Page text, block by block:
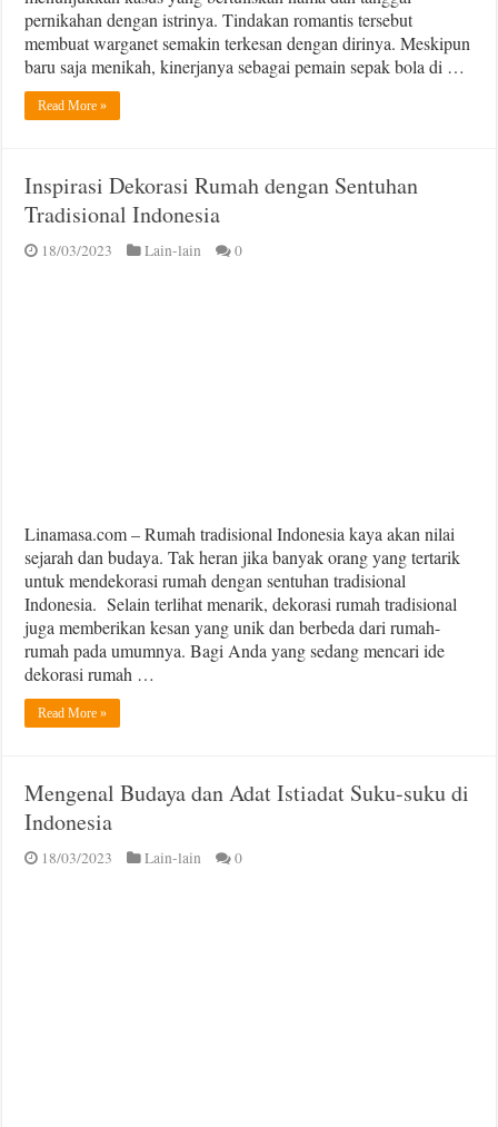
pernikahan dengan istrinya. Tindakan romantis tersebut
membuat warganet semakin terkesan dengan dirinya. Meskipun
baru saja menikah, kinerjanya sebagai pemain sepak bola di …
Read More »
Inspirasi Dekorasi Rumah dengan Sentuhan
Tradisional Indonesia
18/03/2023 Lain-lain 0
Linamasa.com – Rumah tradisional Indonesia kaya akan nilai
sejarah dan budaya. Tak heran jika banyak orang yang tertarik
untuk mendekorasi rumah dengan sentuhan tradisional
Indonesia. Selain terlihat menarik, dekorasi rumah tradisional
juga memberikan kesan yang unik dan berbeda dari rumah-
rumah pada umumnya. Bagi Anda yang sedang mencari ide
dekorasi rumah …
Read More »
Mengenal Budaya dan Adat Istiadat Suku-suku di
Indonesia
18/03/2023 Lain-lain 0